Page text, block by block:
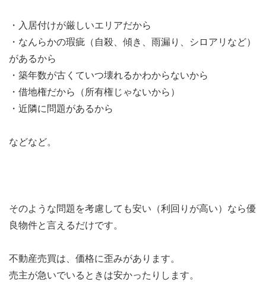
・入居付けが厳しいエリアだから
・なんらかの瑕疵（自殺、傾き、雨漏り、シロアリなど）
があるから
・築年数が古くていつ壊れるかわからないから
・借地権だから（所有権じゃないから）
・近隣に問題があるから
などなど。
そのような問題を考慮しても安い（利回りが高い）なら優
良物件と言えるだけです。
不動産売買は、価格に歪みがあります。
売主が急いでいるときは安かったりします。